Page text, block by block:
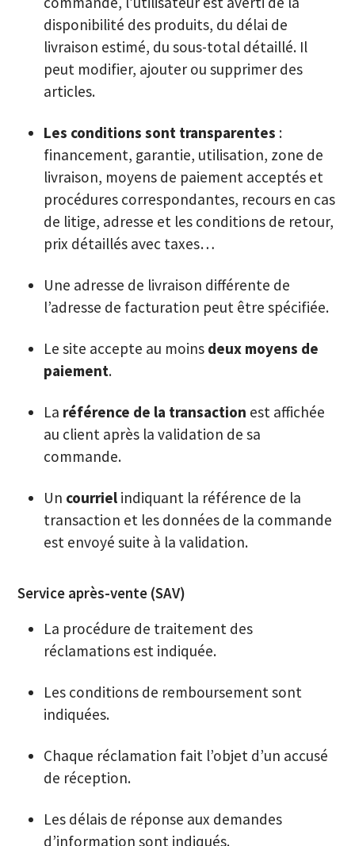
disponibilité des produits, du délai de
livraison estimé, du sous-total détaillé. Il
peut modifier, ajouter ou supprimer des
articles.
Les conditions sont transparentes :
financement, garantie, utilisation, zone de
livraison, moyens de paiement acceptés et
procédures correspondantes, recours en cas
de litige, adresse et les conditions de retour,
prix détaillés avec taxes…
Une adresse de livraison différente de
l’adresse de facturation peut être spécifiée.
Le site accepte au moins deux moyens de
paiement.
La référence de la transaction est affichée
au client après la validation de sa
commande.
Un courriel indiquant la référence de la
transaction et les données de la commande
est envoyé suite à la validation.
Service après-vente (SAV)
La procédure de traitement des
réclamations est indiquée.
Les conditions de remboursement sont
indiquées.
Chaque réclamation fait l’objet d’un accusé
de réception.
Les délais de réponse aux demandes
d’information sont indiqués.